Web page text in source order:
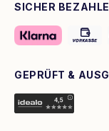
SICHER
GEPRÜFT &